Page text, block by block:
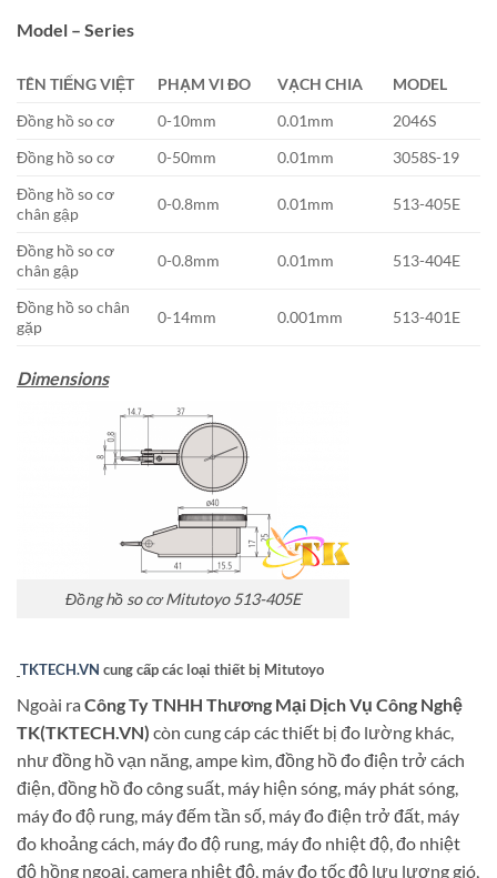
Model – Series
TÊN TIẾNG VIỆT PHẠM VI ĐO VẠCH CHIA
MODEL
Đồng hồ so cơ
0-10mm 0.01mm
2046S
Đồng hồ so cơ
0-50mm 0.01mm
3058S-19
Đồng hồ so cơ
chân gập
0-0.8mm 0.01mm 513-405E
Đồng hồ so cơ
chân gập
0-0.8mm 0.01mm 513-404E
Đồng hồ so chân
gặp
0-14mm 0.001mm 513-401E
Dimensions
Đồng hồ so cơ Mitutoyo 513-405E
TKTECH.VN cung cấp các loại thiết bị Mitutoyo
Ngoài ra Công Ty TNHH Thương Mại Dịch Vụ Công Nghệ
TK(TKTECH.VN) còn cung cáp các thiết bị đo lường khác,
như đồng hồ vạn năng, ampe kìm, đồng hồ đo điện trở cách
điện, đồng hồ đo công suất, máy hiện sóng, máy phát sóng,
máy đo độ rung, máy đếm tần số, máy đo điện trở đất, máy
đo khoảng cách, máy đo độ rung, máy đo nhiệt độ, đo nhiệt
độ hồng ngoại, camera nhiệt độ, máy đo tốc độ lưu lượng gió,